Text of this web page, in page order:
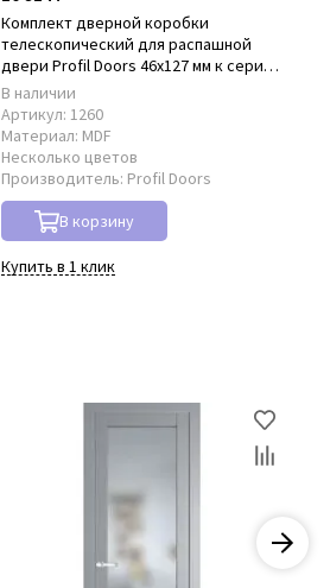
Комплект дверной коробки
телескопический для распашной
двери Profil Doors 46x127 мм к серии
PD
В наличии
Артикул: 1260
Материал: MDF
Несколько цветов
Производитель: Profil Doors
В корзину
Купить в 1 клик